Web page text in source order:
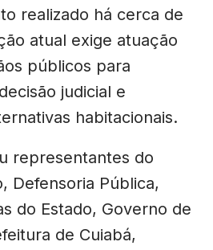
realizado há cerca de
atual exige atuação
públicos para
judicial e
habitacionais.
representantes do
Defensoria Pública,
do Estado, Governo de
de Cuiabá,